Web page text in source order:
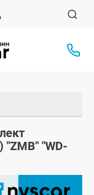
"WD-